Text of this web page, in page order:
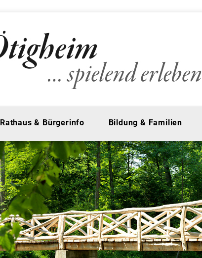
Rathaus & Bürgerinfo Bildung & Familien